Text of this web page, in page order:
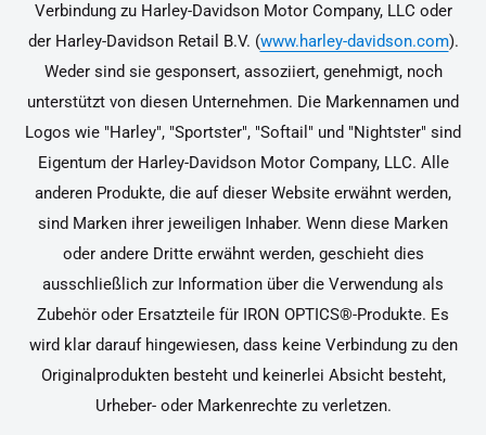
Verbindung zu Harley-Davidson Motor Company, LLC oder
der Harley-Davidson Retail B.V. (www.harley-davidson.com).
Weder sind sie gesponsert, assoziiert, genehmigt, noch
unterstützt von diesen Unternehmen. Die Markennamen und
Logos wie "Harley", "Sportster", "Softail" und "Nightster" sind
Eigentum der Harley-Davidson Motor Company, LLC. Alle
anderen Produkte, die auf dieser Website erwähnt werden,
sind Marken ihrer jeweiligen Inhaber. Wenn diese Marken
oder andere Dritte erwähnt werden, geschieht dies
ausschließlich zur Information über die Verwendung als
Zubehör oder Ersatzteile für IRON OPTICS®-Produkte. Es
wird klar darauf hingewiesen, dass keine Verbindung zu den
Originalprodukten besteht und keinerlei Absicht besteht,
Urheber- oder Markenrechte zu verletzen.